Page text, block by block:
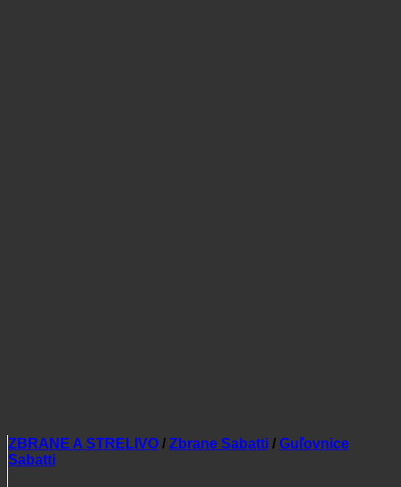
ZBRANE A STRELIVO / Zbrane Sabatti / Guľovnice
Sabatti